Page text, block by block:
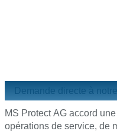
Demande directe à
MS Protect AG accord
opérations de service, de